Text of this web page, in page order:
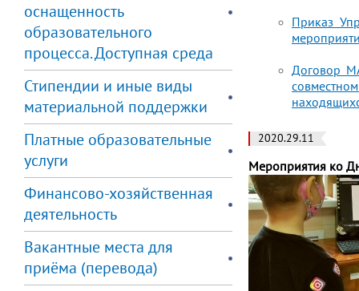
оснащенность
образовательного
процесса. Доступная среда
Стипендии и иные виды
материальной поддержки
Платные образовательные
услуги
Финансово-хозяйственная
деятельность
Вакантные места для
приёма (перевода)
Приказ
Договор
2020.29.11
Мероприятия ко